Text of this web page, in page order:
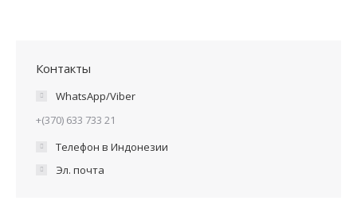
Контакты
WhatsApp/Viber
+(370) 633 733 21
Телефон в Индонезии
Эл. почта